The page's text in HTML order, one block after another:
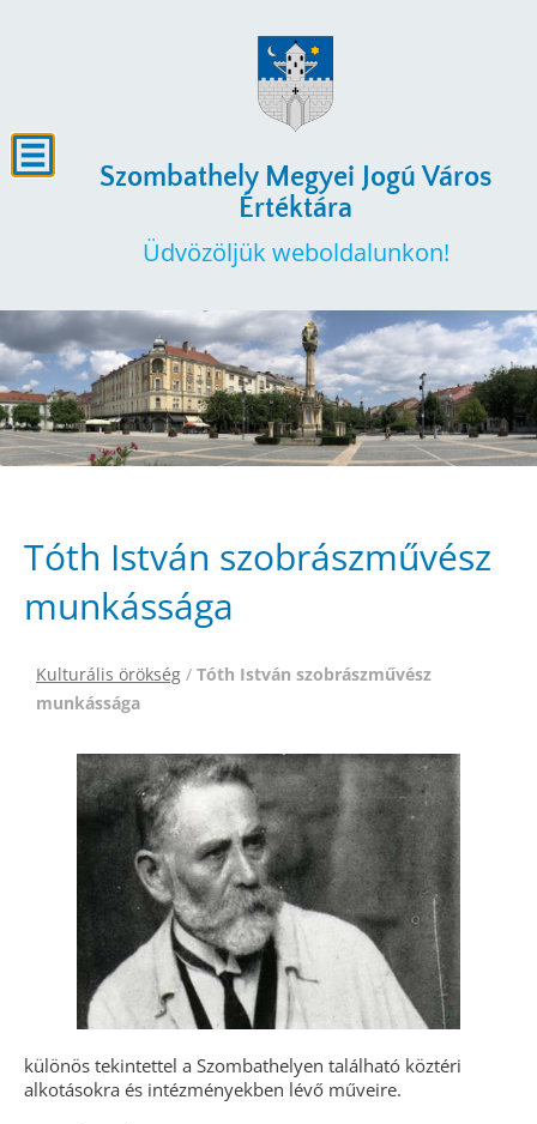
Szombathely Megyei Jogú Város
Értéktára
Üdvözöljük weboldalunkon!
Tóth István szobrászművész
munkássága
Kulturális örökség / Tóth István szobrászművész
munkássága
különös tekintettel a Szombathelyen található köztéri
alkotásokra és intézményekben lévő műveire.